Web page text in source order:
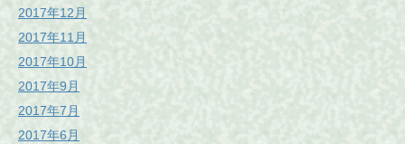
2017年12月
2017年11月
2017年10月
2017年9月
2017年7月
2017年6月